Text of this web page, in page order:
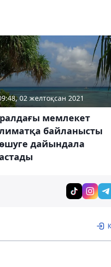
02 желтоқсан 2021
мемлекет
байланысты
дайындала